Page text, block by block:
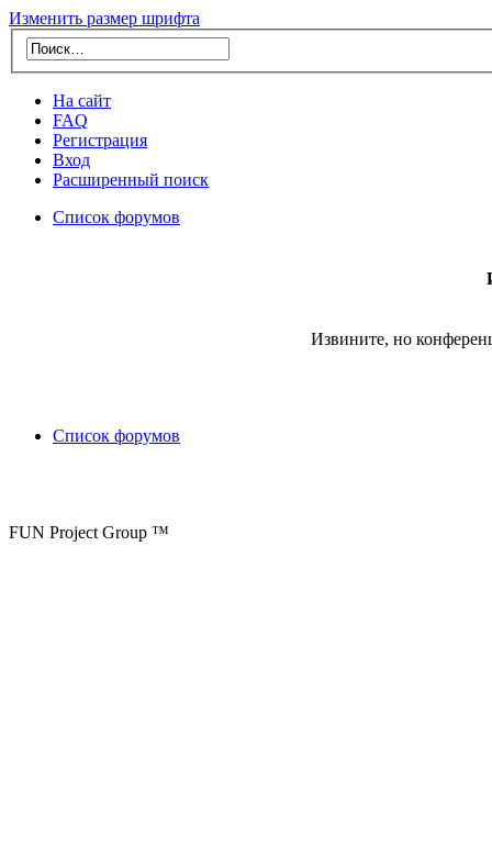
Изменить размер шрифта
На сайт
FAQ
Регистрация
Вход
Расширенный поиск
Список форумов
Извините, но
Список форумов
FUN Project Group ™